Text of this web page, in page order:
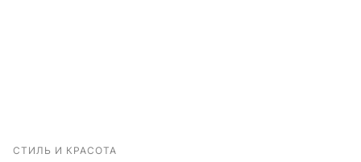
СТИЛЬ И КРАСОТА